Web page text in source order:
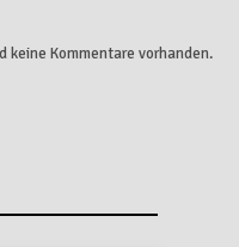
keine Kommentare vorhanden.